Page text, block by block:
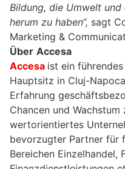
Bildung, die Umwelt
herum zu haben“, sagt
Marketing &
Über Accesa
Accesa ist ein
Hauptsitz in Cluj-
Erfahrung
Chancen und
wertorientiertes
bevorzugter Partner für
Bereichen Einzelhandel,